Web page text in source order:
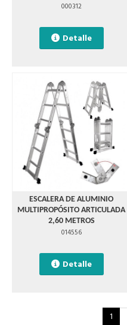
000312
Detalle
ESCALERA DE ALUMINIO
MULTIPROPÓSITO ARTICULADA
2,60 METROS
014556
Detalle
1